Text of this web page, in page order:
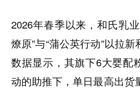
2026年春季以来，和氏乳
燎原”与“蒲公英行动”以拉
数据显示，其旗下6大婴配
动的助推下，单日最高出货